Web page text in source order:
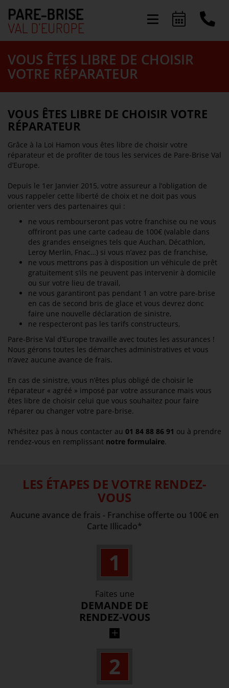
Présentation
Activités
FAQ
Actualités
VOUS ÊTES LIBRE DE CHOISIR
VOTRE RÉPARATEUR
VOUS ÊTES LIBRE DE CHOISIR VOTRE
RÉPARATEUR
Grâce à la Loi Hamon vous êtes libre de choisir votre
réparateur et de profiter de tous les services de Pare-Brise Val
d’Europe.
Depuis le 1er Janvier 2015, votre assureur a l’obligation de
vous rappeler cette liberté de choix et ne doit pas vous
orienter vers des partenaires qui :
ne vous rembourseront pas votre franchise ou ne vous
offriront pas une carte cadeau de 100€ (valable dans
des grandes enseignes tels que Auchan, Décathlon,
Leroy Merlin, Fnac…) si vous n’avez pas de franchise,
ne vous mettrons pas à disposition un véhicule de prêt
gratuitement s’ils ne peuvent pas intervenir à domicile
ou sur votre lieu de travail,
ne vous garantiront pas pendant 1 an votre pare-brise
en cas de second bris de glace et vous devrez donc
faire une nouvelle déclaration de sinistre,
ne respecteront pas les tarifs constructeurs,
Pare-Brise Val d’Europe travaille avec toutes les assurances !
Nous gérons toutes les démarches administratives et vous
n’avez aucune avance de frais.
En cas de sinistre, vous n’êtes plus obligé de choisir le
réparateur « agréé » imposé par votre assurance mais vous
êtes libre de choisir celui que vous souhaitez pour faire
réparer ou changer votre pare-brise.
N’hésitez pas à nous contacter au 01 84 88 86 91 ou à prendre
rendez-vous en remplissant notre formulaire.
LES ÉTAPES DE VOTRE RENDEZ-
VOUS
Aucune avance de frais - Franchise offerte ou 100€ en
Carte Illicado*
1
Faites une
DEMANDE DE
RENDEZ-VOUS
nous les éléments nécessaires à votre
prestation.
2